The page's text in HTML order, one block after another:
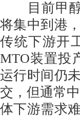
目前甲醇
将集中到港
传统下游开
MTO装置投
运行时间仍
交，但通常
体下游需求